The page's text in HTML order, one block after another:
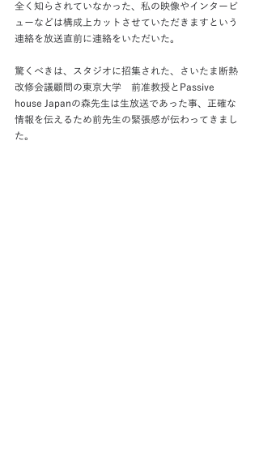
全く知らされていなかった、私の映像やインタービ
ューなどは構成上カットさせていただきますという
連絡を放送直前に連絡をいただいた。
驚くべきは、スタジオに招集された、さいたま断熱
改修会議顧問の東京大学　前准教授とPassive
house Japanの森先生は生放送であった事、正確な
情報を伝えるため前先生の緊張感が伝わってきまし
た。